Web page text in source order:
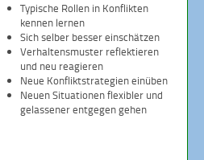
Typische Rollen in Konflikten
kennen lernen
Sich selber besser einschätzen
Verhaltensmuster reflektieren
und neu reagieren
Neue Konfliktstrategien einüben
Neuen Situationen flexibler und
gelassener entgegen gehen